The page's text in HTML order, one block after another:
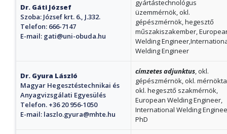
Dr. Gáti József
Szoba: József krt. 6., J.332.
Telefon: 666-7147
E-mail: gati@uni-obuda.hu
gyártástechnológus
üzemmérnök, okl.
gépészmérnök, hegesztő
műszakiszakember,
Welding
Welding Engineer
Dr. Gyura László
Magyar Hegesztéstechnikai és
Anyagvizsgálati Egyesülés
Telefon. +36 20 956-1050
E-mail: laszlo.gyura@mhte.hu
címzetes adjunktus , okl.
gépészmérnök, okl.
okl. hegesztő szakmérnök,
European Welding Engineer,
International Welding
PhD